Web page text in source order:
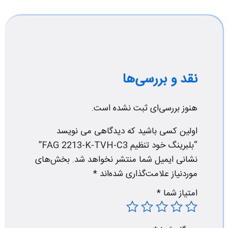
نقد و بررسی‌ها
هنوز بررسی‌ای ثبت نشده است.
اولین کسی باشید که دیدگاهی می نویسد
“بلبرینگ خود تنظیم FAG 2213-K-TVH-C3”
نشانی ایمیل شما منتشر نخواهد شد. بخش‌های
موردنیاز علامت‌گذاری شده‌اند *
امتیاز شما *